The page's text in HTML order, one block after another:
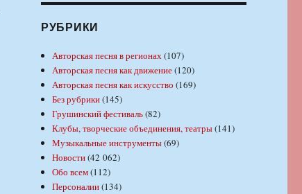
РУБРИКИ
Авторская песня в регионах(107)
Авторская песня как движение(120)
Авторская песня как искусство (169)
Без рубрики(145)
Грушинский фестиваль(82)
Клубы, творческие объединения, театры(141)
Музыкальные инструменты(69)
Новости(42 062)
Обо всем(112)
Персоналии(134)